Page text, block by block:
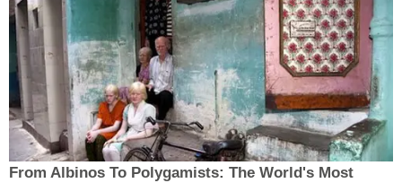
From Albinos To Polygamists: The World's Most